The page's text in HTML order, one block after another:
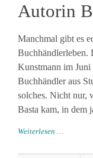
Autorin
Manchmal gibt es
Buchhändlerleben.
Kunstmann im
Buchhändler aus
solches. Nicht nur,
Basta kam, in dem
Weiterlesen …